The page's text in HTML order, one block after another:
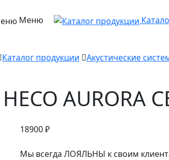
Меню
Каталог продукции Акустические
HECO AURORA
18900₽
Мы всегда ЛОЯЛЬНЫ к своим